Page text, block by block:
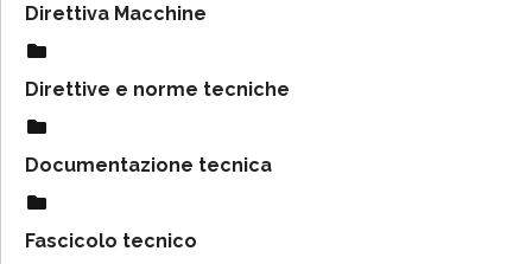
Direttiva Macchine
Direttive e norme tecniche
Documentazione tecnica
Fascicolo tecnico